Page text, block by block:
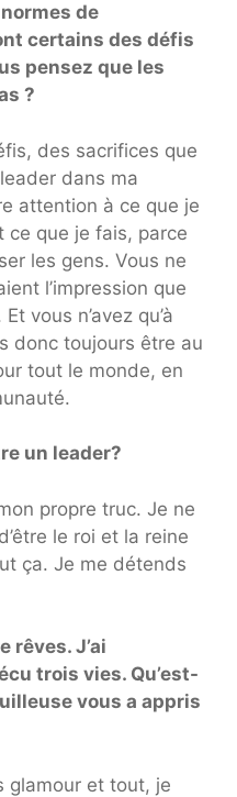
de
certains des défis
pensez que les
?
des sacrifices que
leader dans ma
attention à ce que je
ce que je fais, parce
les gens. Vous ne
l’impression que
vous n’avez qu’à
donc toujours être au
tout le monde, en
un leader?
propre truc. Je ne
le roi et la reine
ça. Je me détends
rêves. J’ai
trois vies. Qu’est-
vous a appris
glamour et tout, je